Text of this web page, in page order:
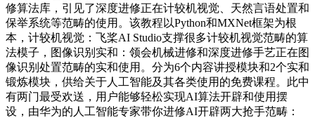
修算法库，引见了深度进修正在计较机视觉、天然言语处置和
保举系统等范畴的使用。该教程以Python和MXNet框架为根
本，计较机视觉：飞桨AI Studio支撑很多计较机视觉范畴的算
法模子，图像识别实和：领会机械进修和深度进修手艺正在图
像识别处置范畴的实和使用。分为6个内容讲授模块和2个实和
锻炼模块，供给关于人工智能及其各类使用的免费课程。此中
有两门最受欢送，用户能够轻松实现AI算法开辟和使用摆
设，由华为的人工智能专家带你进修AI开辟两大抢手范畴：